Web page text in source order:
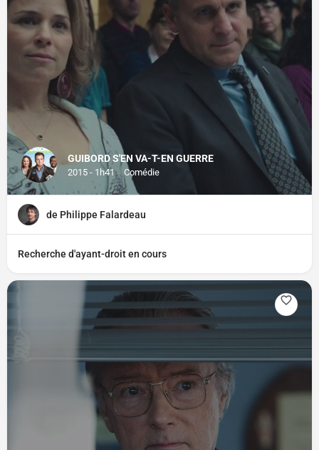
GUIBORD S'EN VA-T-EN GUERRE
2015 - 1h41 Comédie
de Philippe Falardeau
Recherche d'ayant-droit en cours